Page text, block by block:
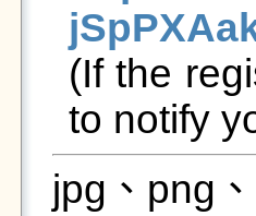
(If the
jpg、png